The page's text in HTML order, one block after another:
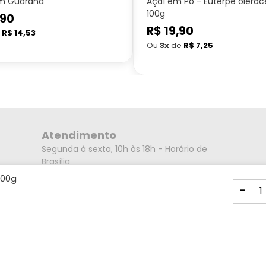
-
R$ 14,53
100g
Preço
normal
R$ 19,90
Ou 3xde R$ 7,25
Atendimento
Segunda à sexta, 10h às 18h - Horário de
Brasília